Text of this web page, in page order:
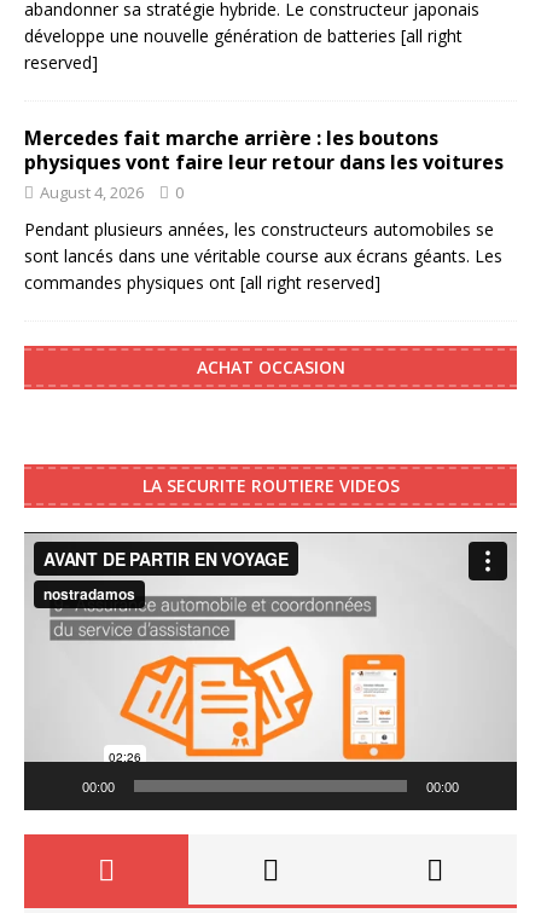
abandonner sa stratégie hybride. Le constructeur japonais
développe une nouvelle génération de batteries [all right
reserved]
Mercedes fait marche arrière : les boutons
physiques vont faire leur retour dans les voitures
August 4, 2026 0
Pendant plusieurs années, les constructeurs automobiles se
sont lancés dans une véritable course aux écrans géants. Les
commandes physiques ont [all right reserved]
ACHAT OCCASION
LA SECURITE ROUTIERE VIDEOS
Video
Player
00:00 00:00